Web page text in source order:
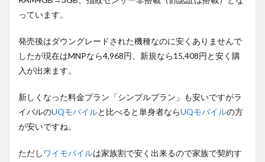
っています。
発売後はダウングレードされた機種なのに安くありませんで
したが現在はMNPなら4,968円、新規なら15,408円と安く購
入が出来ます。
新しくなった料金プラン「シンプルプラン」も安いですがラ
イバルのUQモバイルと比べると単身者ならUQモバイルの方
が安いですね。
ただしワイモバイルは家族割で安く出来るので家族で契約す